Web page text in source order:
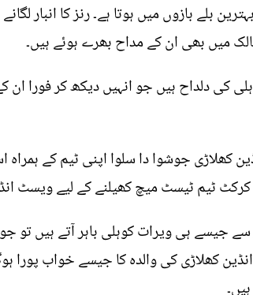
بلے بازوں میں ہوتا ہے۔ رنز کا انبار
میں بھی ان کے مداح بھرے ہوئے ہیں۔
کی دلداح ہیں جو انہیں دیکھ کر فورا ان
جوشوا دا سلوا اپنی ٹیم کے
ٹیم ٹیسٹ میچ کھیلنے کے لیے ویسٹ
جیسے ہی ویرات کوہلی باہر آتے ہیں تو
کھلاڑی کی والدہ کا جیسے خواب پورا